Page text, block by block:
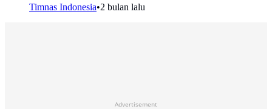
Timnas Indonesia•2 bulan lalu
Advertisement